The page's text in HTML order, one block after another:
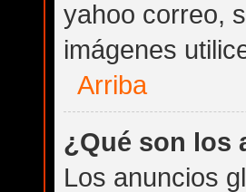
yahoo correo,
imágenes
Arriba
¿Qué son los
Los anuncios